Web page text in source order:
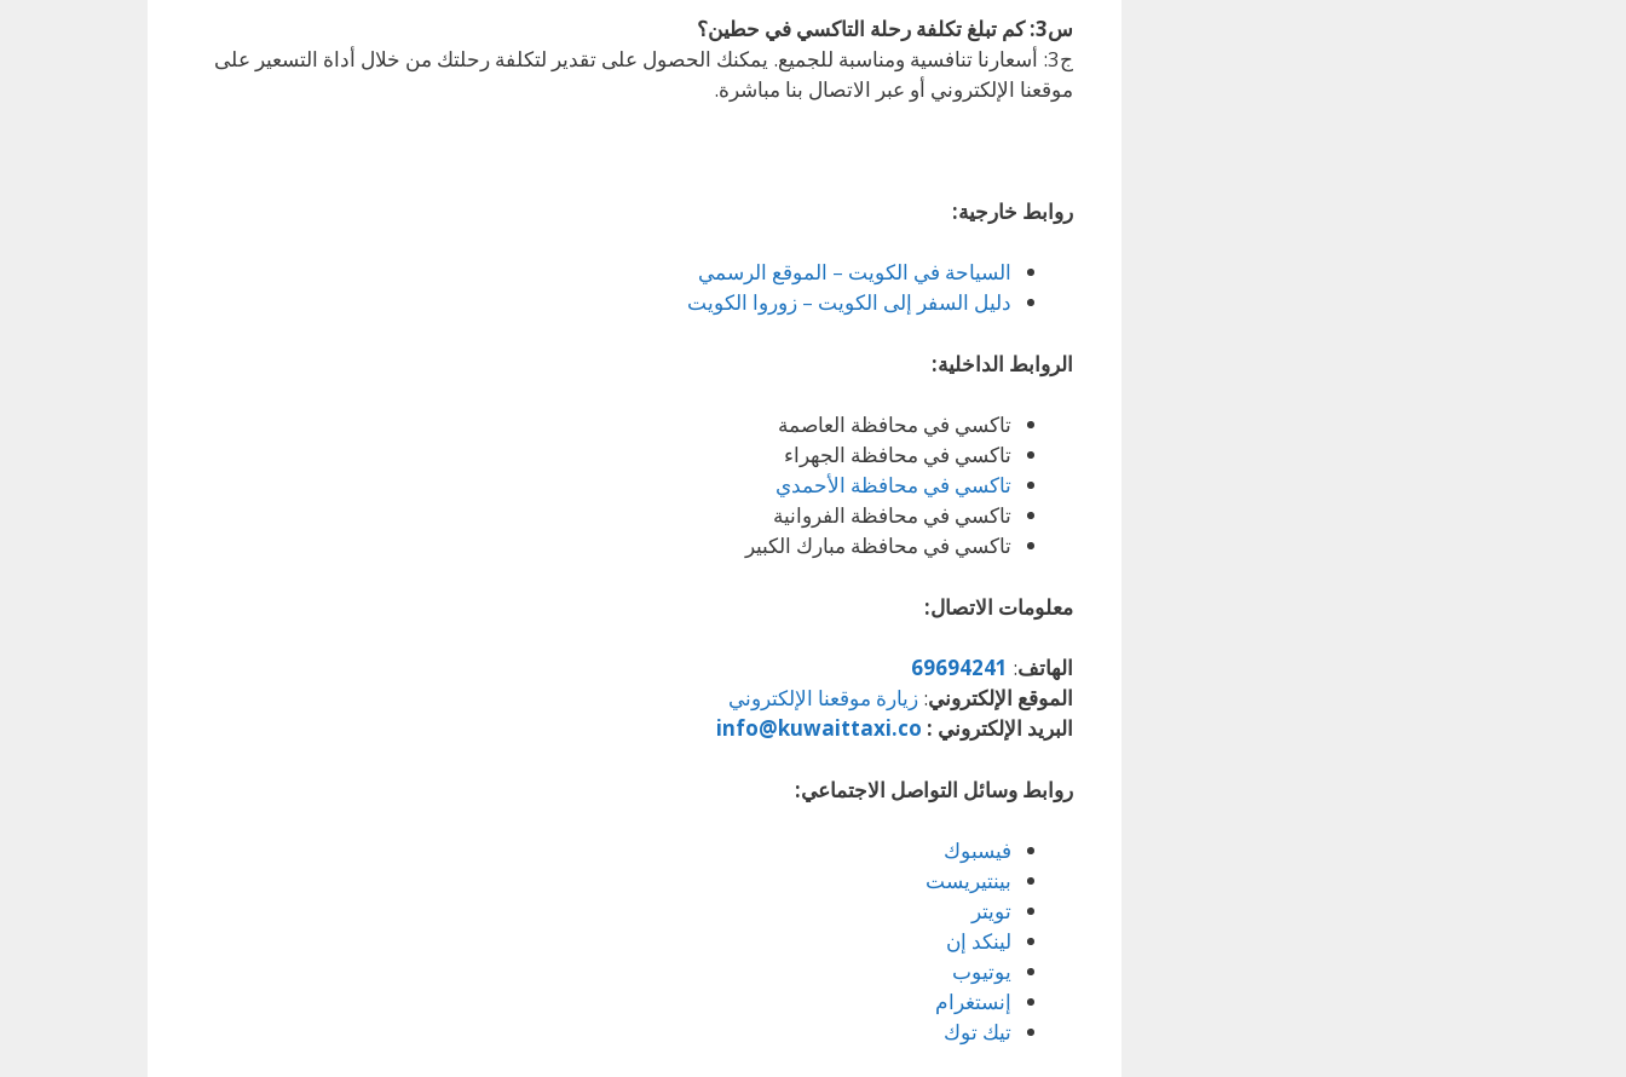
س3: كم تبلغ تكلفة رحلة التاكسي في حطين؟
ج3: أسعارنا تنافسية ومناسبة للجميع. يمكنك الحصول على تقدير لتكلفة رحلتك من خلال أداة التسعير على
موقعنا الإلكتروني أو عبر الاتصال بنا مباشرة.
روابط خارجية:
السياحة في الكويت – الموقع الرسمي
دليل السفر إلى الكويت – زوروا الكويت
الروابط الداخلية:
تاكسي في محافظة العاصمة
تاكسي في محافظة الجهراء
تاكسي في محافظة الأحمدي
تاكسي في محافظة الفروانية
تاكسي في محافظة مبارك الكبير
معلومات الاتصال:
الهاتف:
69694241
الموقع الإلكتروني: زيارة موقعنا الإلكتروني
البريد الإلكتروني : info@kuwaittaxi.co
روابط وسائل التواصل الاجتماعي:
فيسبوك
بينتيريست
تويتر
لينكد إن
يوتيوب
إنستغرام
تيك توك